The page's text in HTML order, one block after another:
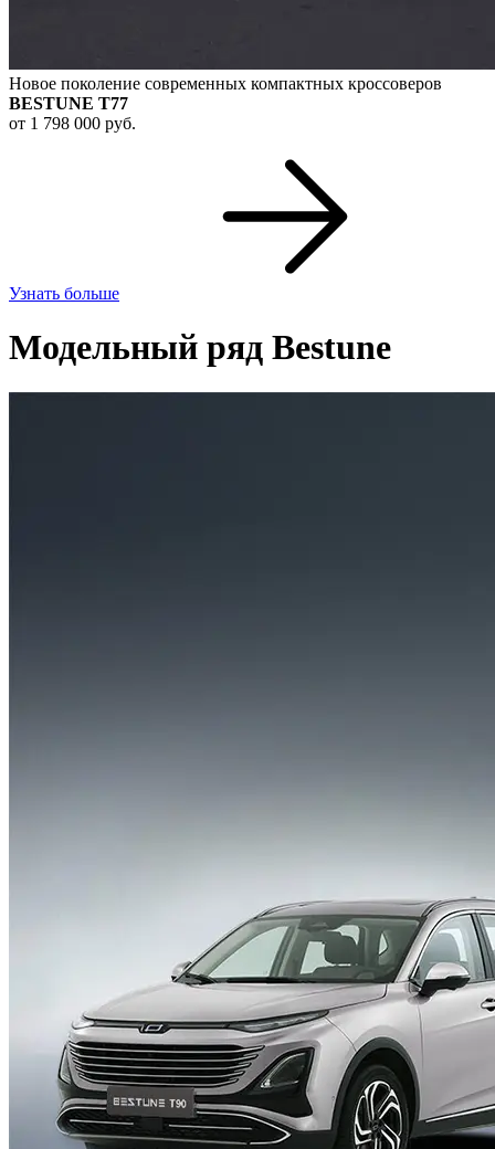
Новое поколение современных компактных кроссоверов
BESTUNE T77
от 1 798 000 руб.
Узнать больше
Модельный ряд Bestune